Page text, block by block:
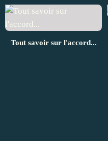
Tout savoir sur l'accord...